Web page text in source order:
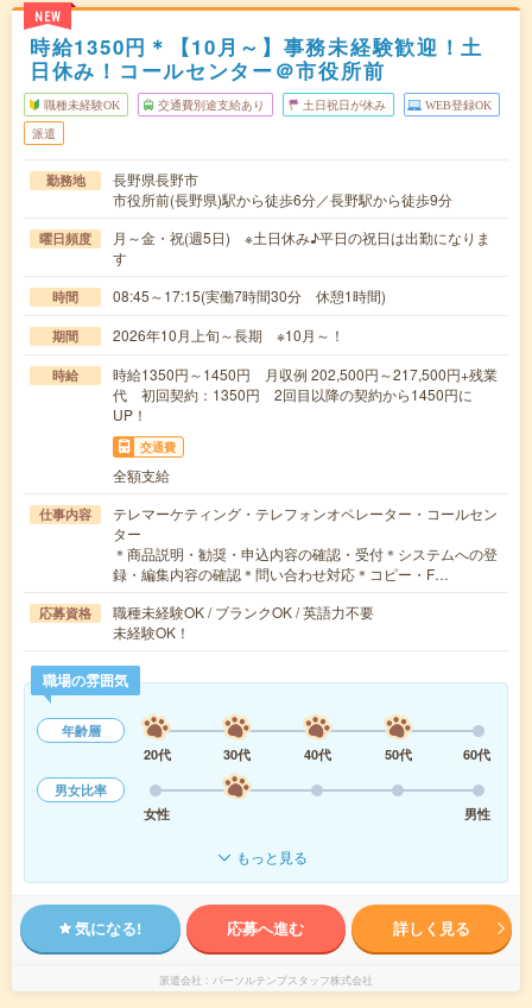
NEW
時給1350円＊【10月～】事務未経験歓迎！土
日休み！コールセンター＠市役所前
職種未経験OK 交通費別途支給あり 土日祝日が休み WEB登録OK
派遣
勤務地
長野県長野市
市役所前(長野県)駅から徒歩6分／長野駅から徒歩9分
曜日頻度
月～金・祝(週5日) ※土日休み♪平日の祝日は出勤になりま
す
時間 08:45～17:15(実働7時間30分 休憩1時間)
期間 2026年10月上旬～長期 ※10月～！
時給
時給1350円～1450円 月収例 202,500円～217,500円+残業
代 初回契約：1350円 2回目以降の契約から1450円に
UP！
交通費
全額支給
仕事内容
テレマーケティング・テレフォンオペレーター・コールセン
ター
＊商品説明・勧奨・申込内容の確認・受付＊システムへの登
録・編集内容の確認＊問い合わせ対応＊コピー・F…
応募資格
職種未経験OK / ブランクOK / 英語力不要
未経験OK！
職場の雰囲気
年齢層
20代
30代 40代 50代
60代
男女比率
女性
男性
もっと見る
気になる! 応募へ進む 詳しく見る
派遣会社 パーソルテンプスタッフ株式会社